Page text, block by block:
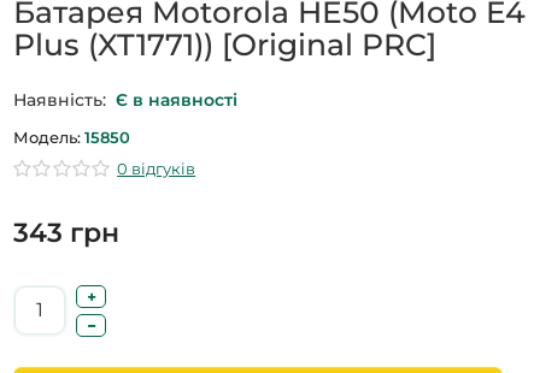
Батарея Motorola HE50 (Moto E4
Plus (XT1771)) [Original PRC]
Наявність: Є в наявності
Модель: 15850
0 відгуків
343 грн